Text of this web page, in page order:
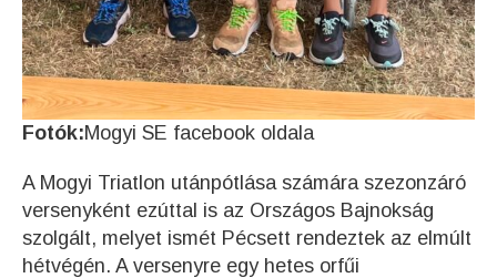
Fotók:Mogyi SE facebook oldala
A Mogyi Triatlon utánpótlása számára szezonzáró
versenyként ezúttal is az Országos Bajnokság
szolgált, melyet ismét Pécsett rendeztek az elmúlt
hétvégén. A versenyre egy hetes orfűi